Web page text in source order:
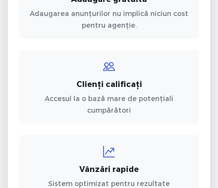
Adaugarea anunțurilor nu implică niciun cost
pentru agenție.
Clienți calificați
Accesul la o bază mare de potențiali
cumpărători
Vânzări rapide
Sistem optimizat pentru rezultate